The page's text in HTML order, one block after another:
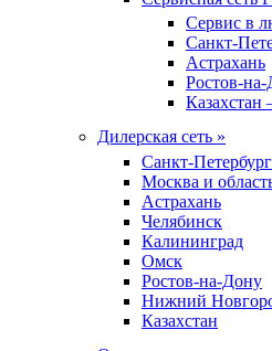
Сервис в
Санкт-
Астрахань
Ростов-
Дилерская сеть »
Санкт-Петербург
Москва и
Астрахань
Челябинск
Калининград
Омск
Ростов-на-Дону
Нижний
Казахстан